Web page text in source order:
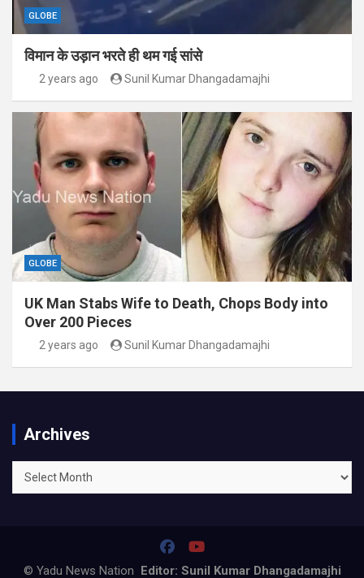
GLOBE
विमान के उड़ान भरते ही थम गई सांसे
2 years ago Sunil Kumar Dhangadamajhi
GLOBE
UK Man Stabs Wife to Death, Chops Body into
Over 200 Pieces
2 years ago Sunil Kumar Dhangadamajhi
Archives
Archives
© Yadu News Nation Editor: Sunil Kumar Dhangadamajhi